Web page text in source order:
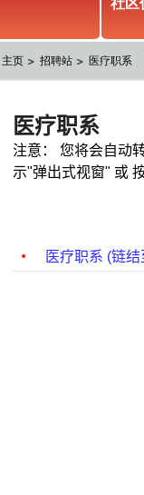
社区
主页 招聘站 医疗职系